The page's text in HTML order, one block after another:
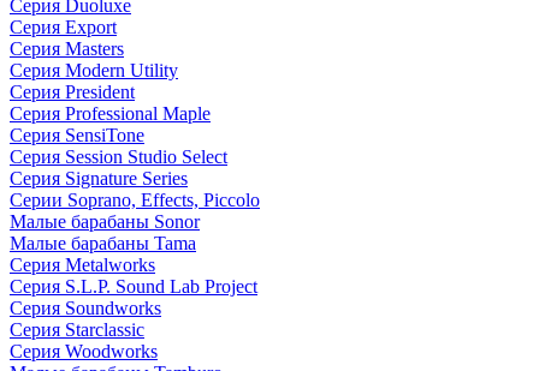
Серия Duoluxe
Серия Export
Серия Masters
Серия Modern Utility
Серия President
Серия Professional Maple
Серия SensiTone
Серия Session Studio Select
Серия Signature Series
Серии Soprano, Effects, Piccolo
Малые барабаны Sonor
Малые барабаны Tama
Серия Metalworks
Серия S.L.P. Sound Lab Project
Серия Soundworks
Серия Starclassic
Серия Woodworks